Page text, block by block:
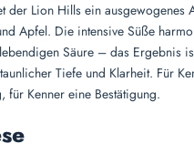
der Lion Hills ein ausgewogenes
Apfel. Die intensive Süße
Säure – das Ergebnis
Tiefe und Klarheit. Für
für Kenner eine Bestätigung.